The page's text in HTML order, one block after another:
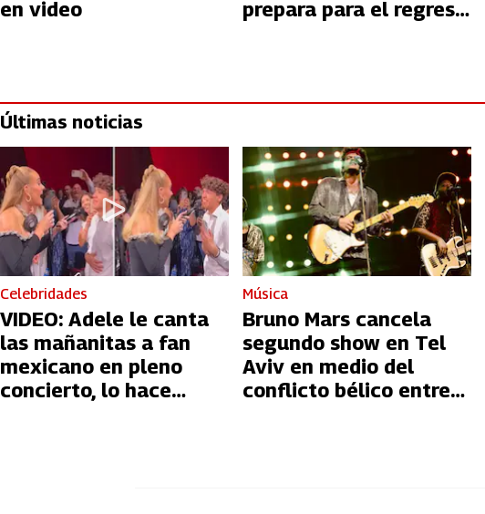
en video
prepara para el regreso
Últimas noticias
Celebridades
VIDEO: Adele le canta
las mañanitas a fan
mexicano en pleno
concierto, lo hace
Música
Bruno Mars cancela
segundo show en Tel
Aviv en medio del
conflicto bélico entre